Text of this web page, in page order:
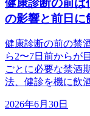
の影響と前日に
健康診断の前の禁
ら2〜7日前からが
ごとに必要な禁酒
法、健診を機に飲
2026年6月30日